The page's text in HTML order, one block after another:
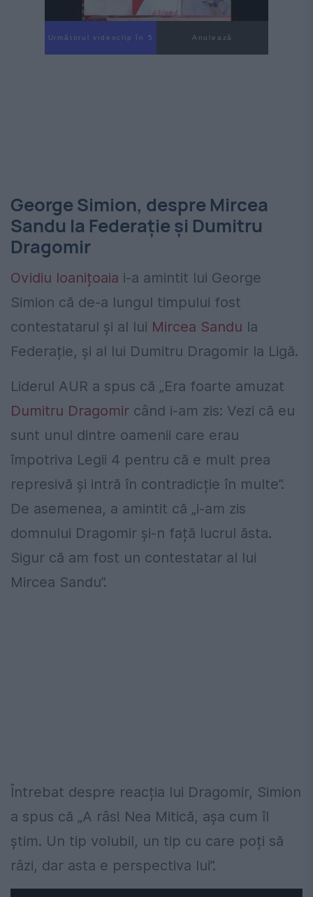
Următorul videoclip în 4 Anulează
George Simion, despre Mircea
Sandu la Federație și Dumitru
Dragomir
Ovidiu Ioanițoaia i-a amintit lui George
Simion că de-a lungul timpului fost
contestatarul și al lui Mircea Sandu la
Federație, și al lui Dumitru Dragomir la Ligă.
Liderul AUR a spus că „Era foarte amuzat
Dumitru Dragomir când i-am zis: Vezi că eu
sunt unul dintre oamenii care erau
împotriva Legii 4 pentru că e mult prea
represivă și intră în contradicție în multe”.
De asemenea, a amintit că „i-am zis
domnului Dragomir și-n față lucrul ăsta.
Sigur că am fost un contestatar al lui
Mircea Sandu”.
Întrebat despre reacția lui Dragomir, Simion
a spus că „A râs! Nea Mitică, așa cum îl
știm. Un tip volubil, un tip cu care poți să
râzi, dar asta e perspectiva lui”.